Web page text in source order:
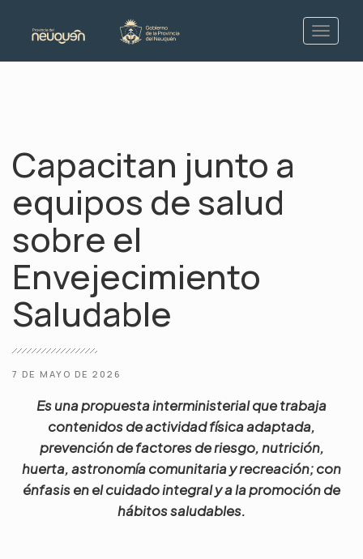
Capacitan junto a
equipos de salud
sobre el
Envejecimiento
Saludable
7 DE MAYO DE 2026
Es una propuesta interministerial que trabaja
contenidos de actividad física adaptada,
prevención de factores de riesgo, nutrición,
huerta, astronomía comunitaria y recreación; con
énfasis en el cuidado integral y a la promoción de
hábitos saludables.